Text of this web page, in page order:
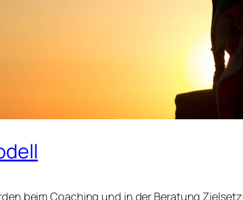
beim Coaching und in der Beratung